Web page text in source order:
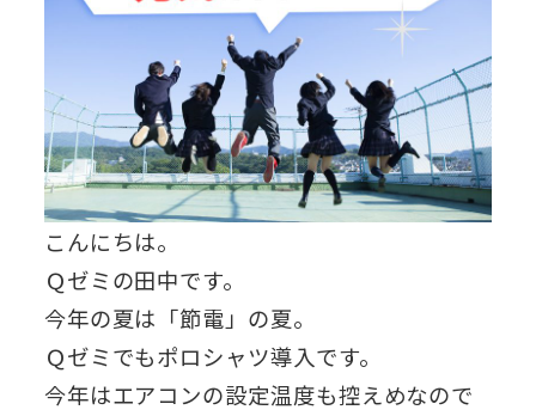
こんにちは。
Ｑゼミの田中です。
今年の夏は「節電」の夏。
Ｑゼミでもポロシャツ導入です。
今年はエアコンの設定温度も控えめなので